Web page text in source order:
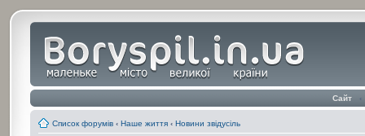
Сайт ‹
Список форумів ‹ Наше життя ‹ Новини звідусіль